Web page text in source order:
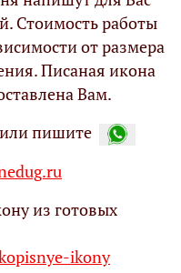
Стоимость работы
от размера
Писаная икона
Вам.
или пишите
из готовых
ikony